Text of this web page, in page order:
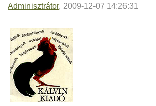
Adminisztrátor, 2009-12-07 14:26:31